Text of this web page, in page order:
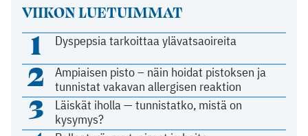
VIIKON LUETUIMMAT
1 Dyspepsia tarkoittaa ylävatsaoireita
2
Ampiaisen pisto – näin hoidat pistoksen ja
tunnistat vakavan allergisen reaktion
3
Läiskät iholla — tunnistatko, mistä on
kysymys?